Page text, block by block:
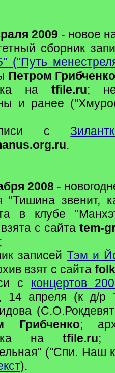
2009 - новое
сборник
("Путь
Петром Грибченко
на tfile.ru;
и ранее
с
.
2008 -
"Тишина звенит,
в клубе
с сайта tem-
;
записей Тэм и
взят с сайта
с концертов
14 апреля (к д/р
Грибченко;
на tfile.ru;
("Спи. Наш
).